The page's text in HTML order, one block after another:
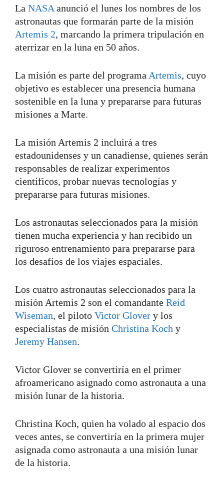
La NASA anunció el lunes los nombres de los
astronautas que formarán parte de la misión
Artemis 2, marcando la primera tripulación en
aterrizar en la luna en 50 años.
La misión es parte del programa Artemis, cuyo
objetivo es establecer una presencia humana
sostenible en la luna y prepararse para futuras
misiones a Marte.
La misión Artemis 2 incluirá a tres
estadounidenses y un canadiense, quienes serán
responsables de realizar experimentos
científicos, probar nuevas tecnologías y
prepararse para futuras misiones.
Los astronautas seleccionados para la misión
tienen mucha experiencia y han recibido un
riguroso entrenamiento para prepararse para
los desafíos de los viajes espaciales.
Los cuatro astronautas seleccionados para la
misión Artemis 2 son el comandante Reid
Wiseman, el piloto Victor Glover y los
especialistas de misión Christina Koch y
Jeremy Hansen.
Victor Glover se convertiría en el primer
afroamericano asignado como astronauta a una
misión lunar de la historia.
Christina Koch, quien ha volado al espacio dos
veces antes, se convertiría en la primera mujer
asignada como astronauta a una misión lunar
de la historia.